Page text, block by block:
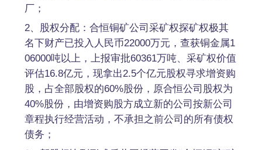
厂；
2、股权分配：合恒铜矿公司采矿权探矿权极其
名下财产已投入人民币22000万元，查获铜金属1
06000吨以上，上报审批60361万吨、采矿权价值
评估16.8亿元，现拿出2.5个亿元股权寻求增资购
股，占全部股权的60%股份，原合恒公司股权为
40%股份，由增资购股方成立新的公司按新公司
章程执行经营活动，不承担之前公司的所有债权
债务；